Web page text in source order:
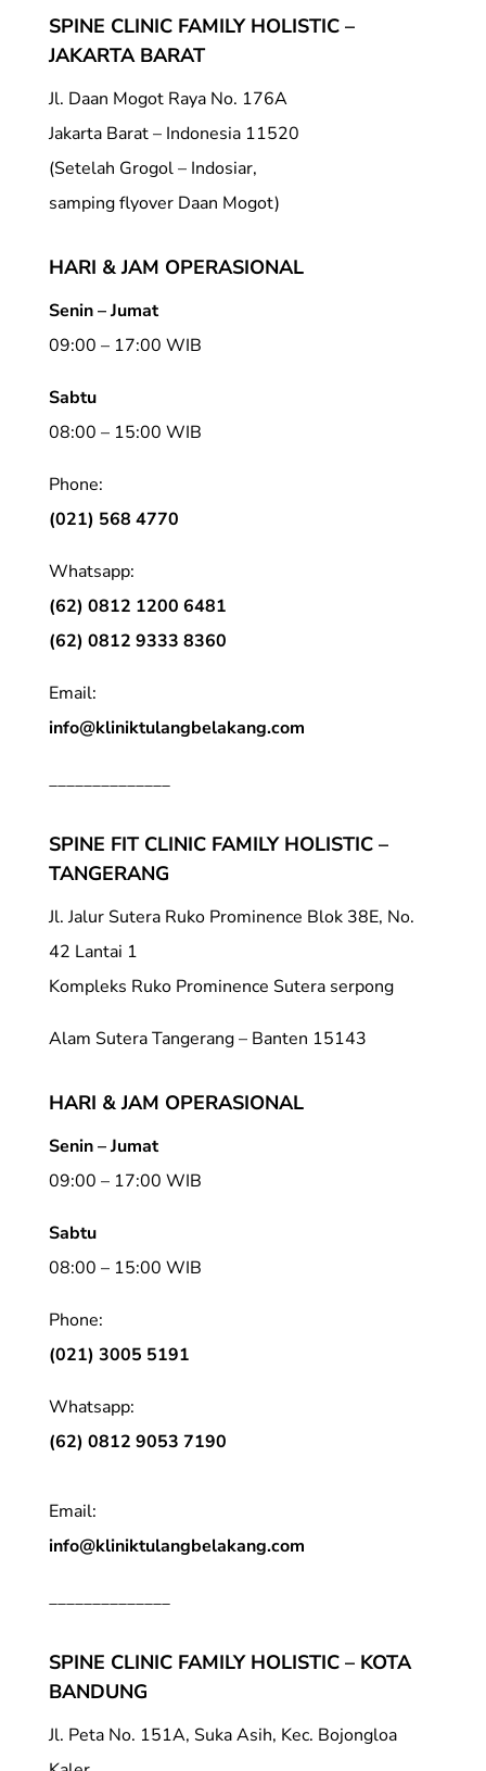
SPINE CLINIC FAMILY HOLISTIC –
JAKARTA BARAT
Jl. Daan Mogot Raya No. 176A
Jakarta Barat – Indonesia 11520
(Setelah Grogol – Indosiar,
samping flyover Daan Mogot)
HARI & JAM OPERASIONAL
Senin – Jumat
09:00 – 17:00 WIB
Sabtu
08:00 – 15:00 WIB
Phone:
(021) 568 4770
Whatsapp:
(62) 0812 1200 6481
(62) 0812 9333 8360
Email:
info@kliniktulangbelakang.com
______________
SPINE FIT CLINIC FAMILY HOLISTIC –
TANGERANG
Jl. Jalur Sutera Ruko Prominence Blok 38E, No.
42 Lantai 1
Kompleks Ruko Prominence Sutera serpong
Alam Sutera Tangerang – Banten 15143
HARI & JAM OPERASIONAL
Senin – Jumat
09:00 – 17:00 WIB
Sabtu
08:00 – 15:00 WIB
Phone:
(021) 3005 5191
Whatsapp:
(62) 0812 9053 7190
Email:
info@kliniktulangbelakang.com
______________
SPINE CLINIC FAMILY HOLISTIC – KOTA
BANDUNG
Jl. Peta No. 151A, Suka Asih, Kec. Bojongloa